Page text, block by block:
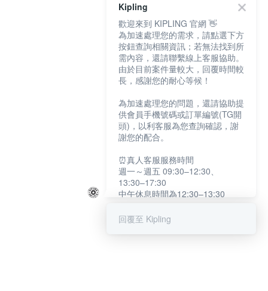
Kipling
歡迎來到 KIPLING 官網 👋
為加速處理您的需求，請點選下方
按鈕查詢相關資訊；若無法找到所
需內容，還請聯繫線上客服協助。
由於目前案件量較大，回覆時間較
長，感謝您的耐心等候！
為加速處理您的問題，還請協助提
供會員手機號碼或訂單編號(TG開
頭)，以利客服為您查詢確認，謝
謝您的配合。
⏰真人客服服務時間
週一～週五 09:30–12:30、
13:30–17:30
中午休息時間為12:30–13:30
提醒您：系統會自動已讀訊息，如
回覆至 Kipling